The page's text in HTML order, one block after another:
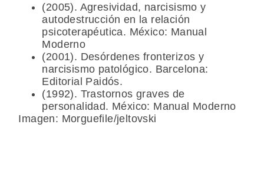
(2005). Agresividad, narcisismo y
autodestrucción en la relación
psicoterapéutica. México: Manual
Moderno
(2001). Desórdenes fronterizos y
narcisismo patológico. Barcelona:
Editorial Paidós.
(1992). Trastornos graves de
personalidad. México: Manual Moderno
Imagen: Morguefile/jeltovski